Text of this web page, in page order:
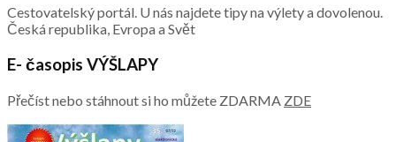
Cestovatelský portál. U nás najdete tipy na výlety a dovolenou.
Česká republika, Evropa a Svět
E- časopis VÝŠLAPY
Přečíst nebo stáhnout si ho můžete ZDARMA ZDE